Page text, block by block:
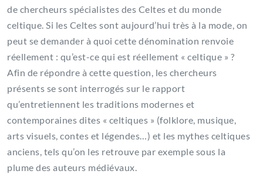
de chercheurs spécialistes des Celtes et du monde
celtique. Si les Celtes sont aujourd’hui très à la mode, on
peut se demander à quoi cette dénomination renvoie
réellement : qu’est-ce qui est réellement « celtique » ?
Afin de répondre à cette question, les chercheurs
présents se sont interrogés sur le rapport
qu’entretiennent les traditions modernes et
contemporaines dites « celtiques » (folklore, musique,
arts visuels, contes et légendes…) et les mythes celtiques
anciens, tels qu’on les retrouve par exemple sous la
plume des auteurs médiévaux.